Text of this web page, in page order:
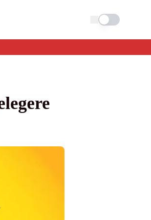
Schimba tema